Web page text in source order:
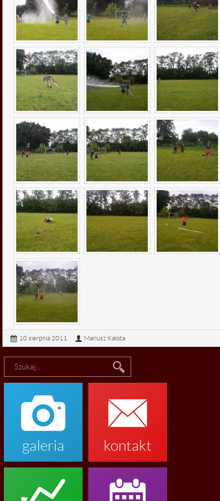
10 sierpnia 2011 Mariusz Kalota

galeria

kontakt